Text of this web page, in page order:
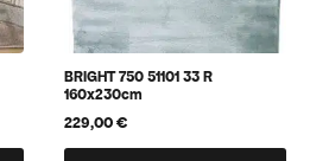
BRIGHT 750 51101 33 R
160x230cm
229,00€